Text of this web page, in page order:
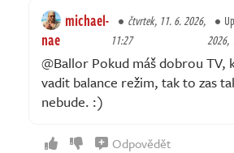
michael-
nae
čtvrtek, 11. 6. 2026,
11:27
2026,
@Ballor Pokud máš dobrou TV,
vadit balance režim, tak to zas
nebude. :)
Odpovědět